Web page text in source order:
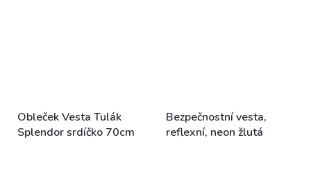
Obleček Vesta Tulák
Splendor srdíčko 70cm
Bezpečnostní vesta,
reflexní, neon žlutá